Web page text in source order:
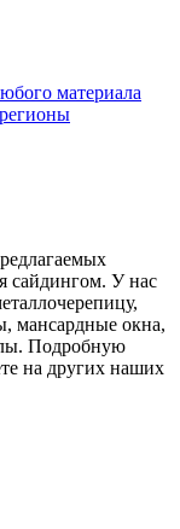
материала
сайдингом. У нас
мансардные окна,
Подробную
на других наших